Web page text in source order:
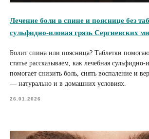
Лечение боли в спине и пояснице без
сульфидно-иловая грязь Сергиевских
Болит спина или поясница? Таблетки
статье рассказываем, как лечебная
помогает снизить боль, снять воспаление и
— натурально и в домашних условиях.
26.01.2026